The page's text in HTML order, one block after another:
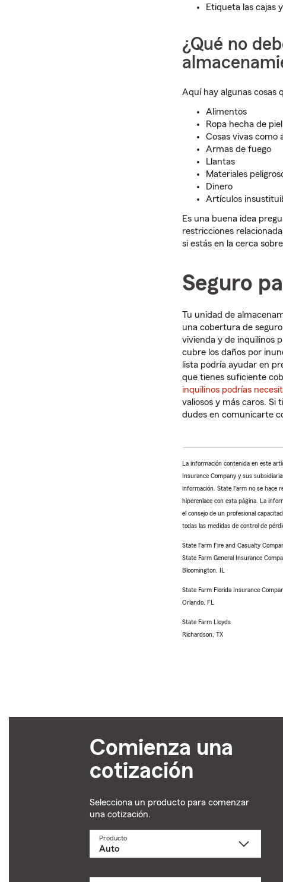
Etiqueta las cajas
¿Qué no
Aquí hay algunas cosas
Alimentos
Ropa hecha de piel
Cosas vivas como
Armas de fuego
Llantas
Materiales
Dinero
Artículos
Es una buena idea
restricciones
si estás en la cerca
Seguro
Tu unidad de
una cobertura de
vivienda y de inquilinos
cubre los daños por
lista podría ayudar en
que tienes suficiente
inquilinos podrías
valiosos y más caros. Si
dudes en comunicarte
La información contenida en este
Insurance Company y sus
información. State Farm no se hace
hiperenlace con esta página. La
el consejo de un profesional
todas las medidas de control de
State Farm Fire and Casualty
State Farm General Insurance
Bloomington, IL
State Farm Florida Insurance
Orlando, FL
State Farm Lloyds
Richardson, TX
Comienza una
cotización
Selecciona un producto para comenzar
una cotización.
Producto
dropdown